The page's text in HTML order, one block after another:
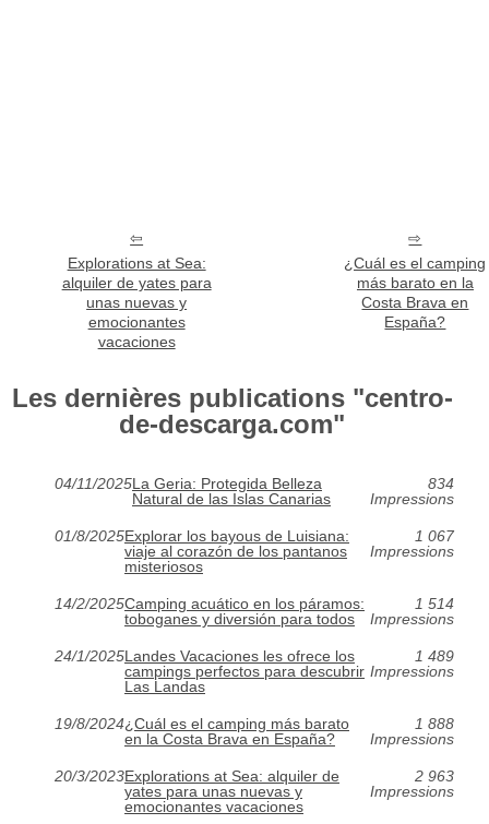
Explorations at Sea:
alquiler de yates para
unas nuevas y
emocionantes
vacaciones
¿Cuál es el camping
más barato en la
Costa Brava en
España?
Les dernières publications "centro-
de-descarga.com"
04/11/2025La Geria: Protegida Belleza
Natural de las Islas Canarias
834
Impressions
01/8/2025Explorar los bayous de Luisiana:
viaje al corazón de los pantanos
misteriosos
1 067
Impressions
14/2/2025Camping acuático en los páramos:
toboganes y diversión para todos
1 514
Impressions
24/1/2025Landes Vacaciones les ofrece los
campings perfectos para descubrir
Las Landas
1 489
Impressions
19/8/2024¿Cuál es el camping más barato
en la Costa Brava en España?
1 888
Impressions
20/3/2023Explorations at Sea: alquiler de
yates para unas nuevas y
emocionantes vacaciones
2 963
Impressions